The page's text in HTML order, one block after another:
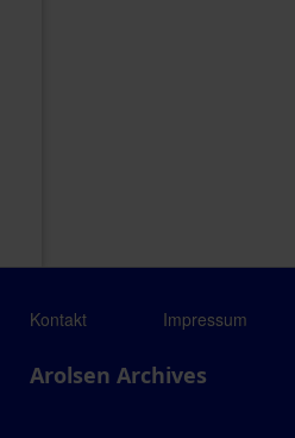
Kontakt Impressum
Arolsen Archives